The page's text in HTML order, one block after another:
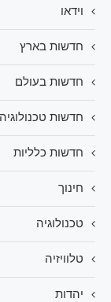
וידאו
חדשות בארץ
חדשות בעולם
חדשות טכנולוגיה
חדשות כלליות
חינוך
טכנולוגיה
טלוויזיה
יהדות